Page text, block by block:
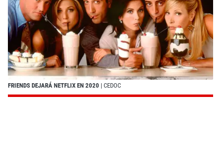
FRIENDS DEJARÁ NETFLIX EN 2020 | CEDOC